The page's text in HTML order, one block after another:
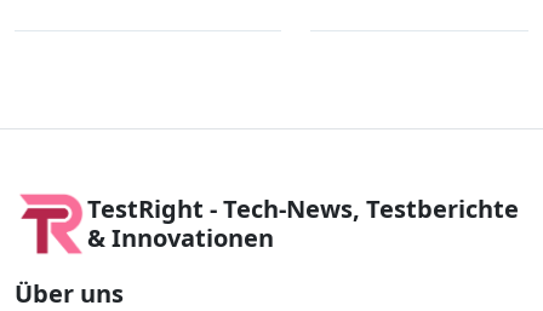
TestRight - Tech-News, Testberichte
& Innovationen
Über uns